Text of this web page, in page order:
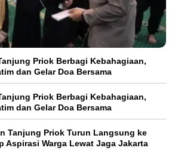
Priok Berbagi Kebahagiaan,
dan Gelar Doa Bersama
Priok Berbagi Kebahagiaan,
dan Gelar Doa Bersama
Tanjung Priok Turun Langsung ke
Aspirasi Warga Lewat Jaga Jakarta